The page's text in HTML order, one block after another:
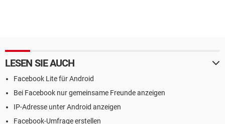
LESEN SIE AUCH
Facebook Lite für Android
Bei Facebook nur gemeinsame Freunde anzeigen
IP-Adresse unter Android anzeigen
Facebook-Umfrage erstellen